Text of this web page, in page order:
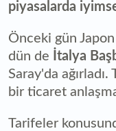
piyasalarda
Önceki gün
dün de İtalya
Saray'da
bir ticaret
Tarifeler